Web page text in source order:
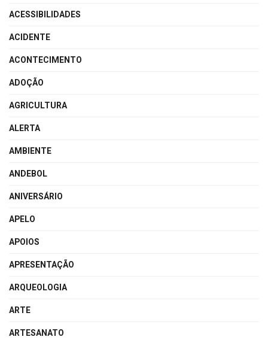
ACESSIBILIDADES
ACIDENTE
ACONTECIMENTO
ADOÇÃO
AGRICULTURA
ALERTA
AMBIENTE
ANDEBOL
ANIVERSÁRIO
APELO
APOIOS
APRESENTAÇÃO
ARQUEOLOGIA
ARTE
ARTESANATO